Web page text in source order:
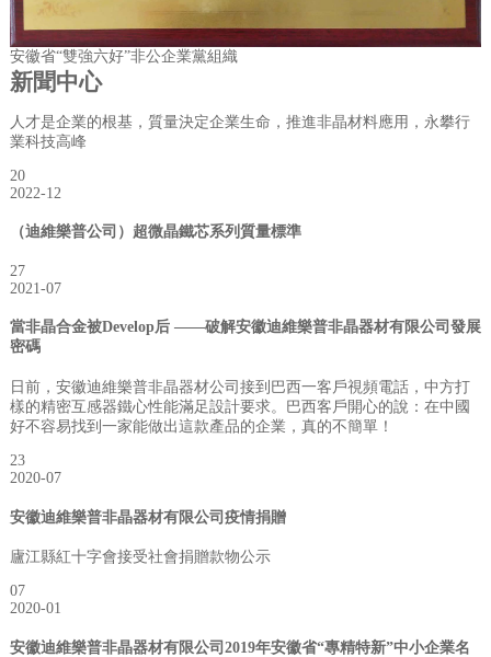
安徽省“雙強六好”非公企業黨組織
新聞中心
人才是企業的根基，質量決定企業生命，推進非晶材料應用，永攀行
業科技高峰
20
2022-12
（迪維樂普公司）超微晶鐵芯系列質量標準
27
2021-07
當非晶合金被Develop后 ——破解安徽迪維樂普非晶器材有限公司發展
密碼
日前，安徽迪維樂普非晶器材公司接到巴西一客戶視頻電話，中方打
樣的精密互感器鐵心性能滿足設計要求。巴西客戶開心的說：在中國
好不容易找到一家能做出這款產品的企業，真的不簡單！
23
2020-07
安徽迪維樂普非晶器材有限公司疫情捐贈
廬江縣紅十字會接受社會捐贈款物公示
07
2020-01
安徽迪維樂普非晶器材有限公司2019年安徽省“專精特新”中小企業名